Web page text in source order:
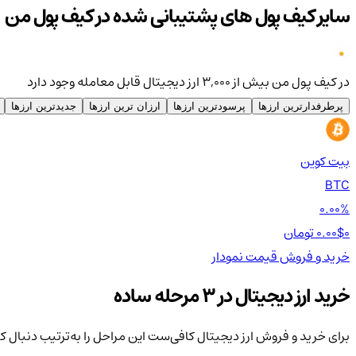
سایر کیف پول های پشتیبانی شده در کیف پول من
در کیف پول من بیش از ۳,۰۰۰ ارز دیجیتال قابل معامله وجود دارد
پرطرفدارترین ارزها پرسودترین ارزها ارزان ترین ارزها جدیدترین ارزها
بیت کوین
BTC
0.00%
0.00$0 تومان
خرید و فروشقیمتنمودار
خرید ارز دیجیتال در 3 مرحله ساده
برای خرید و فروش ارز دیجیتال کافی‌ست این مراحل را به‌ترتیب دنبال